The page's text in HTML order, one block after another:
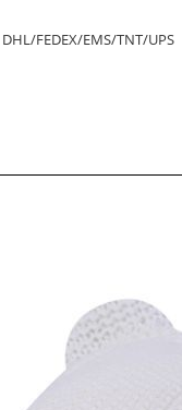
FEDEX/EMS/TNT/UPS